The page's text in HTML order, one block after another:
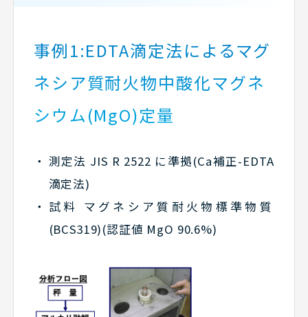
事例1:EDTA滴定法によるマグ
ネシア質耐火物中酸化マグネ
シウム(MgO)定量
測定法 JIS R 2522 に準拠(Ca補正-EDTA
滴定法)
試料 マグネシア質耐火物標準物質
(BCS319)(認証値 MgO 90.6%)